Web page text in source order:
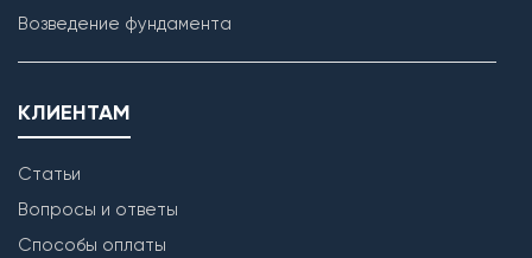
Возведение фундамента
КЛИЕНТАМ
Статьи
Вопросы и ответы
Способы оплаты